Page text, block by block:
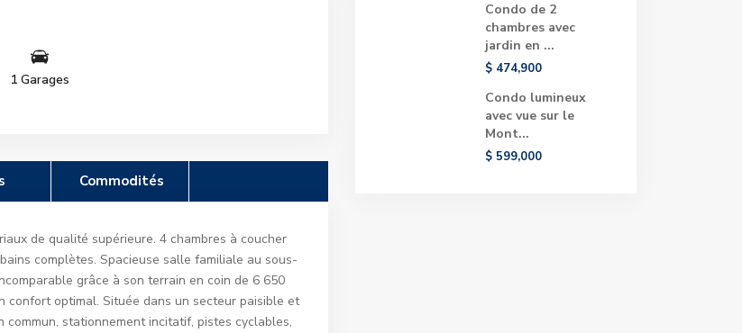
1 Garages
Commodités
de qualité supérieure. 4 chambres à coucher
complètes. Spacieuse salle familiale au sous-
grâce à son terrain en coin de 6 650
confort optimal. Située dans un secteur paisible et
stationnement incitatif, pistes cyclables,
Condo de 2
chambres avec
jardin en ...
$ 474,900
Condo lumineux
avec vue sur le
Mont...
$ 599,000